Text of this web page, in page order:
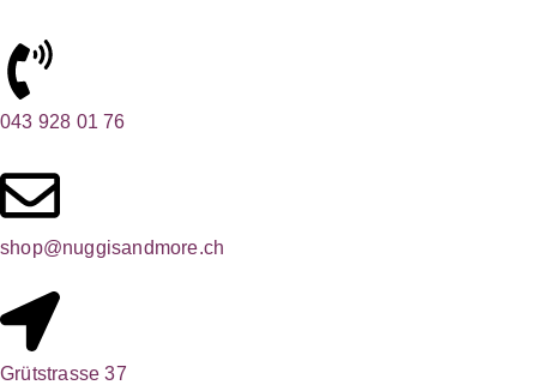
043 928 01 76
shop@nuggisandmore.ch
Grütstrasse 37